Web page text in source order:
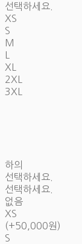
선택하세요.
XS
S
M
XL
2XL
3XL
하의
선택하세요.
선택하세요.
없음
XS
(+50,000원)
S